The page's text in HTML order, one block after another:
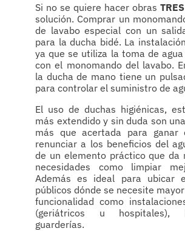
Si no se quiere hacer obras TRES
solución. Comprar un
de lavabo especial con un
para la ducha bidé. La
ya que se utiliza la toma de
con el monomando del lavabo.
la ducha de mano tiene un
para controlar el suministro de
El uso de duchas higiénicas,
más extendido y sin duda son
más que acertada para ganar
renunciar a los beneficios del
de un elemento práctico que da
necesidades como limpiar
Además es ideal para ubicar
públicos dónde se necesite
funcionalidad como
(geriátricos u hospitales),
guarderías.